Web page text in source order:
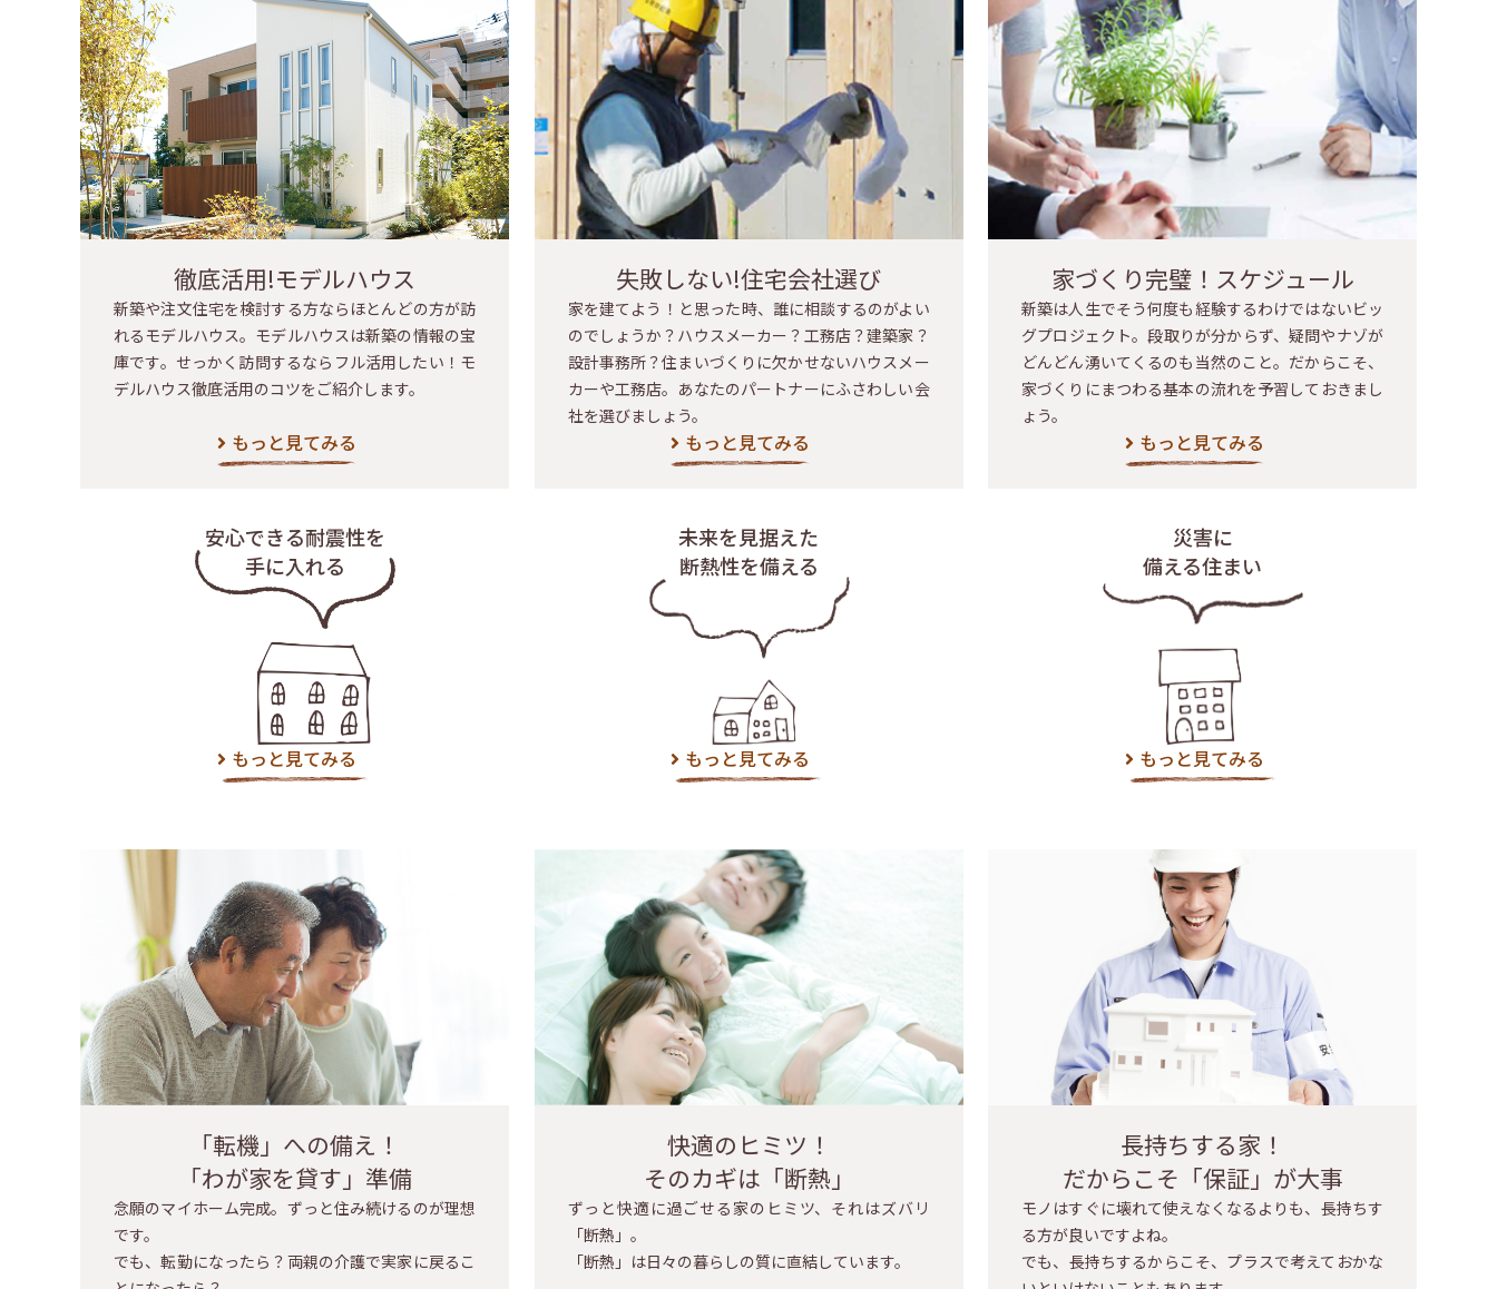
徹底活用!モデルハウス
新築や注文住宅を検討する方ならほとんどの方が訪
れるモデルハウス。モデルハウスは新築の情報の宝
庫です。せっかく訪問するならフル活用したい！モ
デルハウス徹底活用のコツをご紹介します。
もっと見てみる
安心できる耐震性を
手に入れる
もっと見てみる
失敗しない!住宅会社選び
家を建てよう！と思った時、誰に相談するのがよい
のでしょうか？ハウスメーカー？工務店？建築家？
設計事務所？住まいづくりに欠かせないハウスメー
カーや工務店。あなたのパートナーにふさわしい会
社を選びましょう。
もっと見てみる
未来を見据えた
断熱性を備える
もっと見てみる
家づくり完璧！スケジュール
新築は人生でそう何度も経験するわけではないビッ
グプロジェクト。段取りが分からず、疑問やナゾが
どんどん湧いてくるのも当然のこと。だからこそ、
家づくりにまつわる基本の流れを予習しておきまし
ょう。
もっと見てみる
災害に
備える住まい
もっと見てみる
「転機」への備え！
「わが家を貸す」準備
念願のマイホーム完成。ずっと住み続けるのが理想
です。
でも、転勤になったら？両親の介護で実家に戻るこ
快適のヒミツ！
そのカギは「断熱」
ずっと快適に過ごせる家のヒミツ、それはズバリ
「断熱」。
「断熱」は日々の暮らしの質に直結しています。
長持ちする家！
だからこそ「保証」が大事
モノはすぐに壊れて使えなくなるよりも、長持ちす
る方が良いですよね。
でも、長持ちするからこそ、プラスで考えておかな